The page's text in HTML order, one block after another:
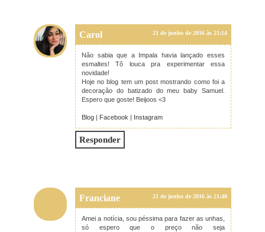
Carol 21 de junho de 2016 às 21:14
Não sabia que a Impala havia lançado esses
esmaltes! Tô louca pra experimentar essa
novidade!
Hoje no blog tem um post mostrando como foi a
decoração do batizado do meu baby Samuel.
Espero que goste! Beijoos <3
Blog Facebook Instagram
Responder
Franciane 21 de junho de 2016 às 21:40
Amei a notícia, sou péssima para fazer as unhas,
só espero que o preço não seja